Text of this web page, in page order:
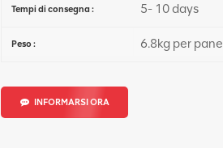
Tempi di consegna : 5- 10 days
Peso : 6.8kg per panel
INFORMARSI ORA